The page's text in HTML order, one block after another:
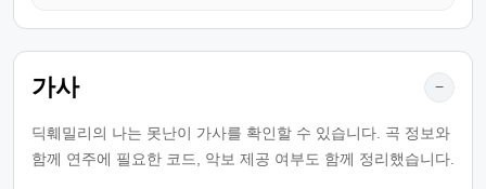
가사 −
딕훼밀리의 나는 못난이 가사를 확인할 수 있습니다. 곡 정보와
함께 연주에 필요한 코드, 악보 제공 여부도 함께 정리했습니다.